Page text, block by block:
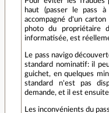
haut (passer le pass
accompagné d'un
photo du propriétaire
informatisée, est
Le pass navigo
standard nominatif: il
guichet, en quelques
standard n'est pas
demande, et il est
Les inconvénients du